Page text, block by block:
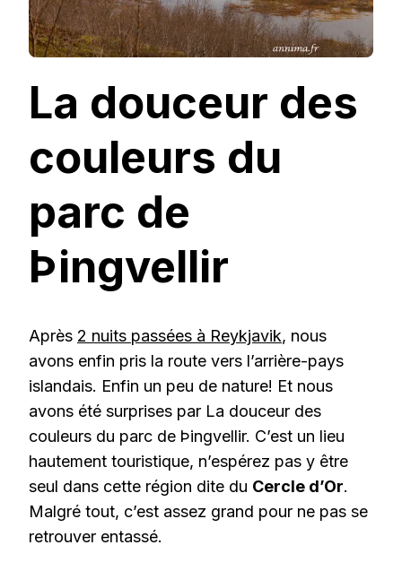
La douceur des
couleurs du
parc de
Þingvellir
Après 2 nuits passées à Reykjavik, nous
avons enfin pris la route vers l’arrière-pays
islandais. Enfin un peu de nature! Et nous
avons été surprises par La douceur des
couleurs du parc de Þingvellir. C’est un lieu
hautement touristique, n’espérez pas y être
seul dans cette région dite du Cercle d’Or.
Malgré tout, c’est assez grand pour ne pas se
retrouver entassé.